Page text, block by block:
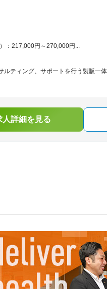
：217,000円～270,000円...
ティング、サポートを行う製販一体
人詳細を見る